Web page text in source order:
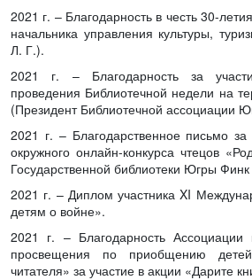
2021 г. – Благодарность в честь 30-
начальника управления культуры,
Л. Г.).
2021 г. – Благодарность за
проведения Библиотечной недели на
(Президент Библиотечной ассоциации
2021 г. – Благодарственное письмо за
окружного онлайн-конкурса чтецов
Государственной библиотеки Югры
2021 г. – Диплом участника XI
детям о войне».
2021 г. – Благодарность Ассоциации
просвещения по приобщению
читателя» за участие в акции «Дарите